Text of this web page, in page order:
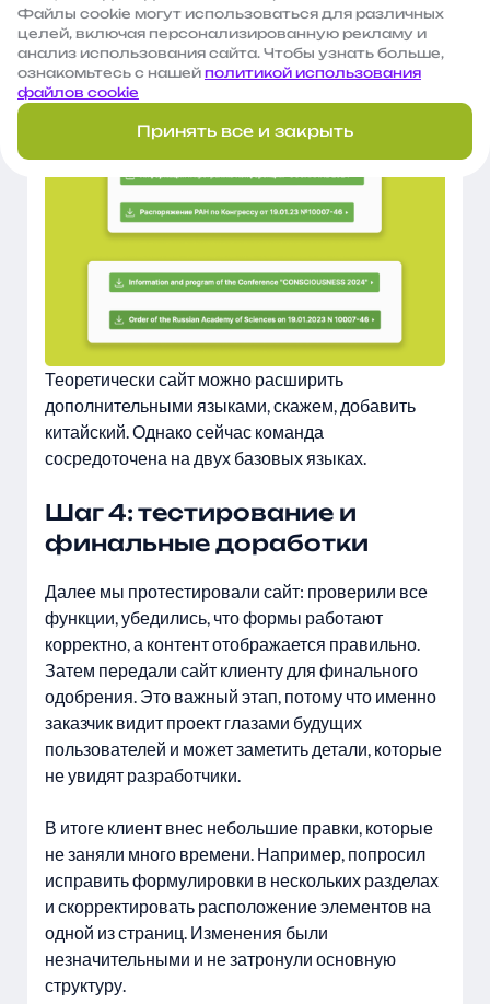
пользователь выбирает английскую версию
сайта и скачивает файл, он получает
англоязычный PDF. С русским языком —
аналогично.
Теоретически сайт можно расширить
дополнительными языками, скажем, добавить
китайский. Однако сейчас команда
сосредоточена на двух базовых языках.
Шаг 4: тестирование и
финальные доработки
Далее мы протестировали сайт: проверили все
функции, убедились, что формы работают
корректно, а контент отображается правильно.
Затем передали сайт клиенту для финального
одобрения. Это важный этап, потому что именно
заказчик видит проект глазами будущих
пользователей и может заметить детали, которые
не увидят разработчики.
В итоге клиент внес небольшие правки, которые
не заняли много времени. Например, попросил
исправить формулировки в нескольких разделах
и скорректировать расположение элементов на
одной из страниц. Изменения были
незначительными и не затронули основную
структуру.
Файлы сооkie могут использоваться для различных
целей, включая персонализированную рекламу и
анализ использования сайта. Чтобы узнать больше,
ознакомьтесь с нашей политикой использования
файлов cookie
Принять все и закрыть